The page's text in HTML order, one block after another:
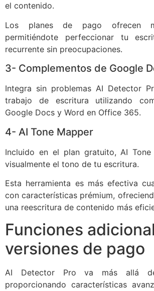
el contenido.
Los planes de pago ofrecen
permitiéndote perfeccionar tu
recurrente sin preocupaciones.
3- Complementos de Google
Integra sin problemas AI Detector
trabajo de escritura utilizando
Google Docs y Word en Office 365.
4- AI Tone Mapper
Incluido en el plan gratuito, AI Tone
visualmente el tono de tu escritura.
Esta herramienta es más efectiva
con características prémium,
una reescritura de contenido más
Funciones
versiones de pago
AI Detector Pro va más allá
proporcionando características